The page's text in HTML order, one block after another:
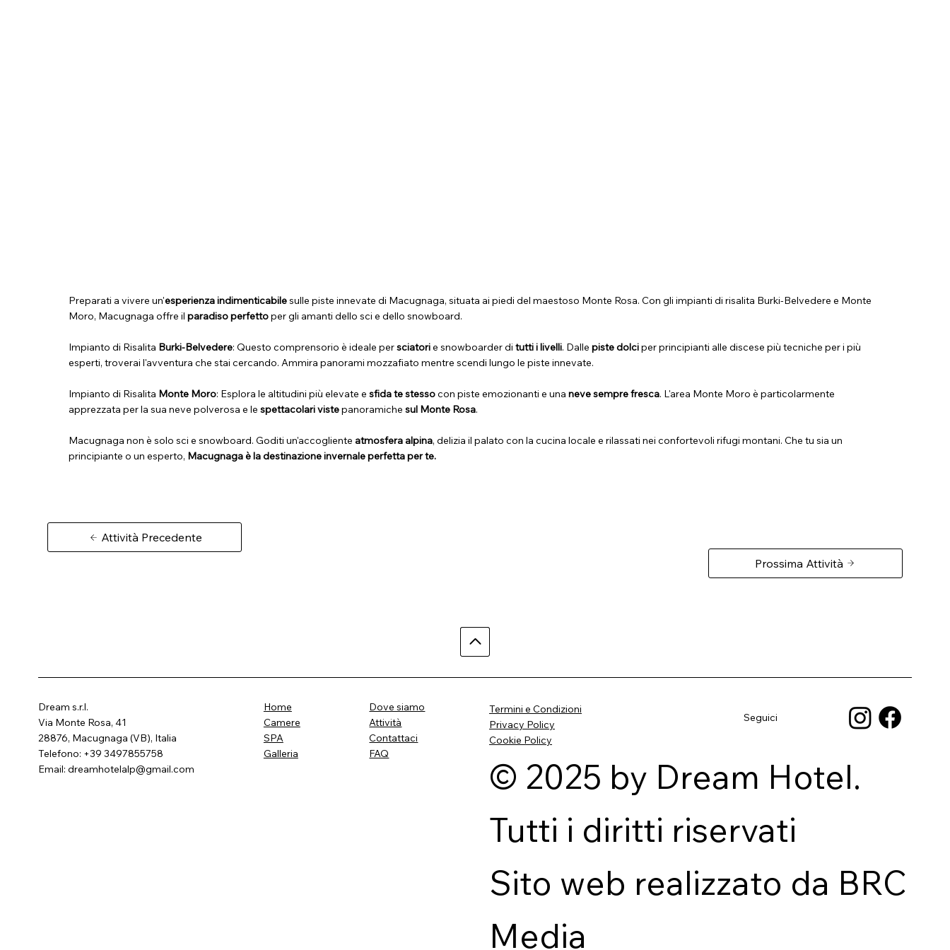
Preparati a vivere un'esperienza indimenticabilesulle piste innevate di Macugnaga, situata ai piedi del maestoso Monte Rosa. Con gli impianti di risalita Burki-Belvedere e Monte
Moro, Macugnaga offre il paradiso perfettoper gli amanti dello sci e dello snowboard.
Impianto di Risalita Burki-Belvedere: Questo comprensorio è ideale persciatorie snowboarder di tutti i livelli. Dalle piste dolciper principianti alle discese più tecniche per i più
esperti, troverai l'avventura che stai cercando. Ammira panorami mozzafiato mentre scendi lungo le piste innevate.
Impianto di Risalita Monte Moro: Esplora le altitudini più elevate e sfida te stessocon piste emozionanti e una neve sempre fresca. L'area Monte Moro è particolarmente
apprezzata per la sua neve polverosa e le spettacolari vistepanoramiche sul Monte Rosa.
Macugnaga non è solo sci e snowboard. Goditi un'accogliente atmosfera alpina, delizia il palato con la cucina locale e rilassati nei confortevoli rifugi montani. Che tu sia un
principiante o un esperto, Macugnaga è la destinazione invernale perfetta per te.
Attività Precedente
Prossima Attività
Dream s.r.l.
Via Monte Rosa, 41
28876, Macugnaga (VB), Italia
Telefono: +39 3497855758
Email: dreamhotelalp@gmail.com
Home
Camere
SPA
Galleria
Dove siamo
Attività
Contattaci
FAQ
Seguici
Termini e Condizioni
Privacy Policy
Cookie Policy
© 2025 by Dream Hotel.
Tutti i diritti riservati
Sito web realizzato da BRC
Media